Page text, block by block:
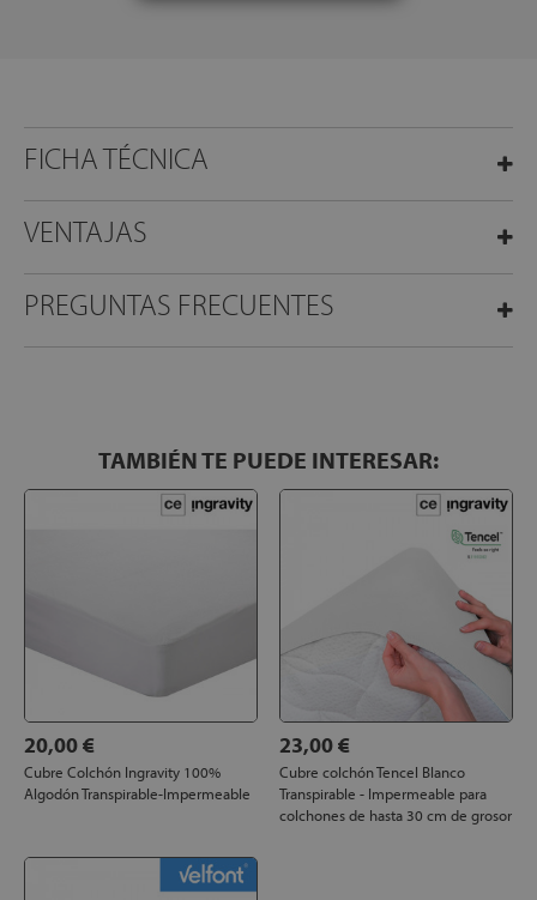
FICHA TÉCNICA
VENTAJAS
PREGUNTAS FRECUENTES
TAMBIÉN TE PUEDE INTERESAR:
20,00 €
Cubre Colchón Ingravity 100%
Algodón Transpirable-Impermeable
23,00 €
Cubre colchón Tencel Blanco
Transpirable - Impermeable para
colchones de hasta 30 cm de grosor